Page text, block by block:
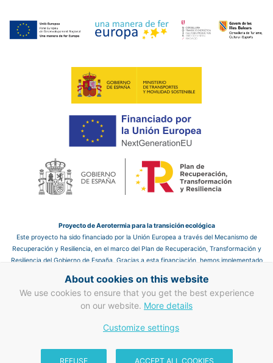
Proyecto de Aerotermia para la transición ecológica
Este proyecto ha sido financiado por la Unión Europea a través del Mecanismo de
Recuperación y Resiliencia, en el marco del Plan de Recuperación, Transformación y
Resiliencia del Gobierno de España. Gracias a esta financiación, hemos implementado
y reducir las emisiones de CO₂, contribuyendo así a un futuro más sostenible.
Proyecto de mejora en eficiencia energética en clima y ACS
Recuperación y Resiliencia, hemos llevado a cabo mejoras en la eficiencia energética
ecológica y la sostenibilidad, mejorando la gestión energética del hotel y
About cookies on this website
We use cookies to ensure that you get the best experience
on our website. More details
Customize settings
REFUSE ACCEPT ALL COOKIES